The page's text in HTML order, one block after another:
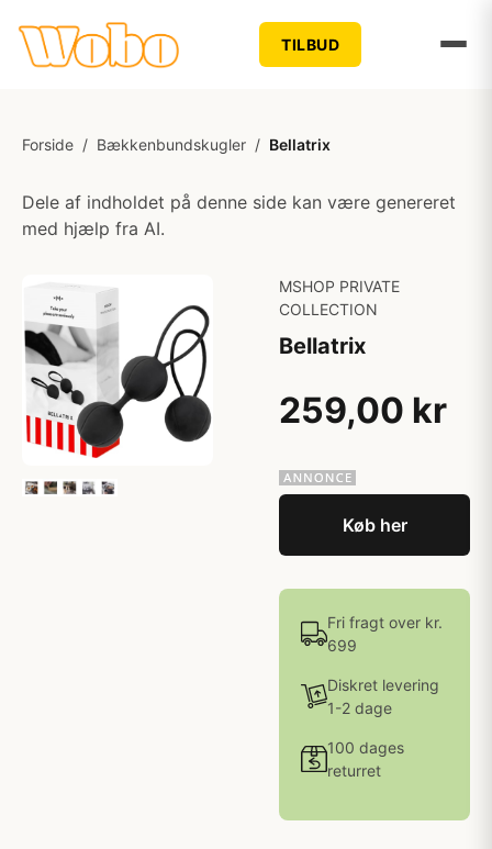
TILBUD
Forside / Bækkenbundskugler / Bellatrix
Dele af indholdet på denne side kan være genereret
med hjælp fra AI.
MSHOP PRIVATE
COLLECTION
Bellatrix
259,00 kr
Køb her
Fri fragt over kr.
699
Diskret levering
1-2 dage
100 dages
returret